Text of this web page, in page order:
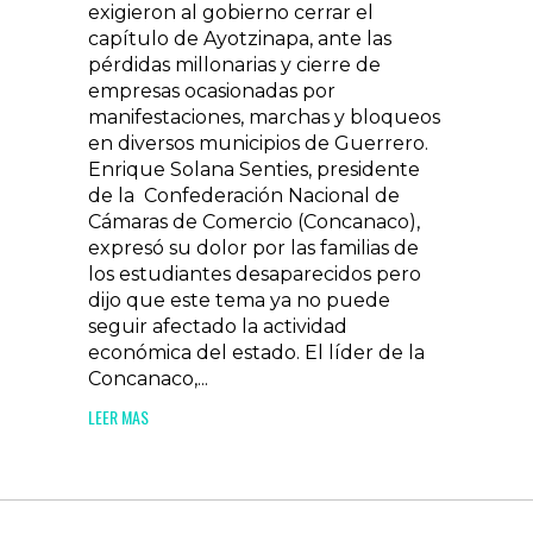
exigieron al gobierno cerrar el
capítulo de Ayotzinapa, ante las
pérdidas millonarias y cierre de
empresas ocasionadas por
manifestaciones, marchas y bloqueos
en diversos municipios de Guerrero.
Enrique Solana Senties, presidente
de la Confederación Nacional de
Cámaras de Comercio (Concanaco),
expresó su dolor por las familias de
los estudiantes desaparecidos pero
dijo que este tema ya no puede
seguir afectado la actividad
económica del estado. El líder de la
Concanaco,...
LEER MAS